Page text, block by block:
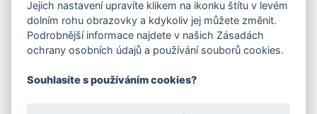
KORESP. ADRESA A SKLAD
Jejich nastavení upravíte klikem na ikonku štítu v levém
dolním rohu obrazovky a kdykoliv jej můžete změnit.
Podrobnější informace najdete v našich Zásadách
ochrany osobních údajů a používání souborů cookies.
Souhlasíte s používáním cookies?